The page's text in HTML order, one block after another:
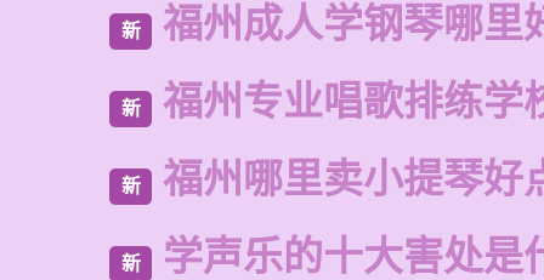
新 福州成人学钢琴哪里
新 福州专业唱歌排练学
新 福州哪里卖小提琴好
新 学声乐的十大害处是